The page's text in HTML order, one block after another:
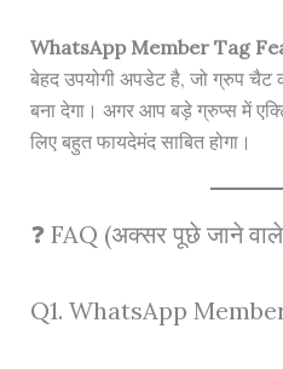
WhatsApp Member Tag
बेहद उपयोगी अपडेट है, जो ग्रुप
बना देगा। अगर आप बड़े ग्रुप्स में
लिए बहुत फायदेमंद साबित होगा।
❓ FAQ (अक्सर पूछे जाने
Q1. WhatsApp